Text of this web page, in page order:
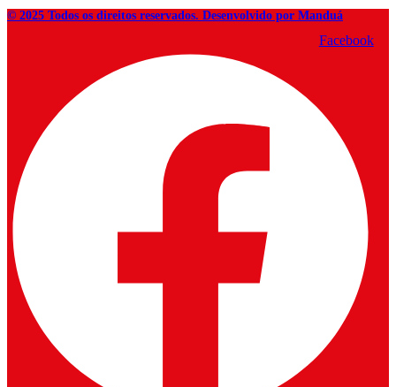
© 2025 Todos os direitos reservados. Desenvolvido por Manduá
Facebook